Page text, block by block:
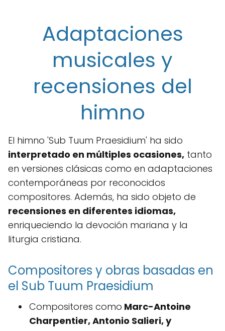
Adaptaciones
musicales y
recensiones del
himno
El himno 'Sub Tuum Praesidium' ha sido
interpretado en múltiples ocasiones, tanto
en versiones clásicas como en adaptaciones
contemporáneas por reconocidos
compositores. Además, ha sido objeto de
recensiones en diferentes idiomas,
enriqueciendo la devoción mariana y la
liturgia cristiana.
Compositores y obras basadas en
el Sub Tuum Praesidium
Compositores como Marc-Antoine
Charpentier, Antonio Salieri, y